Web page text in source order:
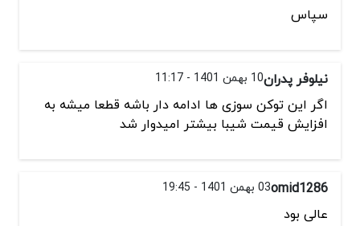
سپاس
نیلوفر پدران10 بهمن 1401 - 11:17
اگر این توکن سوزی ها ادامه دار باشه قطعا میشه به
افزایش قیمت شیبا بیشتر امیدوار شد
omid128603 بهمن 1401 - 19:45
عالی بود